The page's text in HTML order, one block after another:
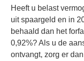
Heeft u belast
uit spaargeld en in
behaald dan het
0,92%? Als u de
ontvangt, zorg er